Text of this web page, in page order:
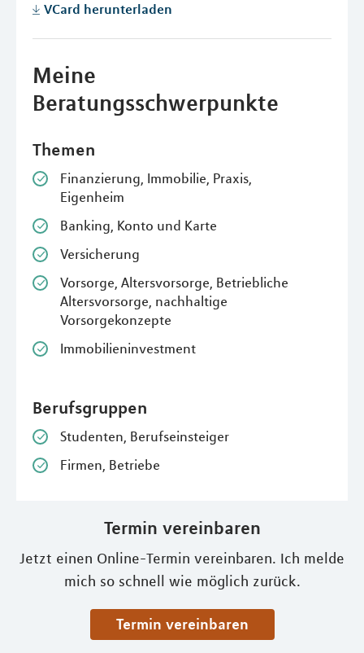
VCard herunterladen
Meine
Beratungsschwerpunkte
Themen
Finanzierung, Immobilie, Praxis,
Eigenheim
Banking, Konto und Karte
Versicherung
Vorsorge, Altersvorsorge, Betriebliche
Altersvorsorge, nachhaltige
Vorsorgekonzepte
Immobilieninvestment
Berufsgruppen
Studenten, Berufseinsteiger
Firmen, Betriebe
Termin vereinbaren
Jetzt einen Online-Termin vereinbaren. Ich melde
mich so schnell wie möglich zurück.
Termin vereinbaren